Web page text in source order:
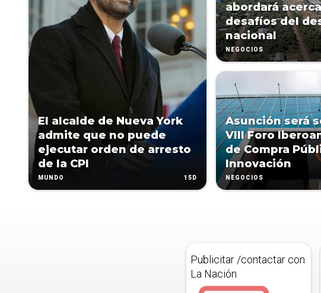
El alcalde de Nueva York
admite que no puede
ejecutar orden de arresto
de la CPI
MUNDO 15D
abordará
desafíos del
nacional
NEGOCIOS
Asunción será
VIII Foro
de Compra
Innovación
NEGOCIOS
Publicitar /contactar con
La Nación